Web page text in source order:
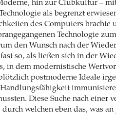
hin zur Clubkultur –
als begrenzt
des Computers brachte
Technologie
den Wunsch nach der
so, als ließen sich in der
in dem modernistische
postmoderne Ideale
Diese Suche nach einer
welchen eben das, was